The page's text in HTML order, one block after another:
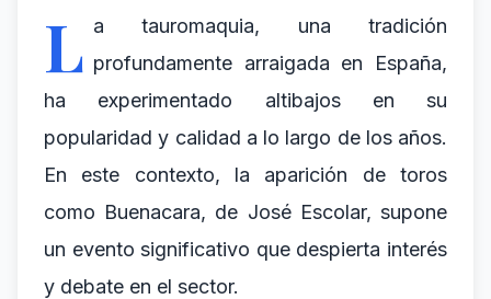
L a tauromaquia, una tradición
profundamente arraigada en España,
ha experimentado altibajos en su
popularidad y calidad a lo largo de los años.
En este contexto, la aparición de toros
como Buenacara, de José Escolar, supone
un evento significativo que despierta interés
y debate en el sector.